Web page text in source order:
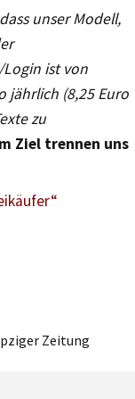
unser Modell,
ist von
jährlich (8,25 Euro
zu
Ziel trennen uns
Zeitung